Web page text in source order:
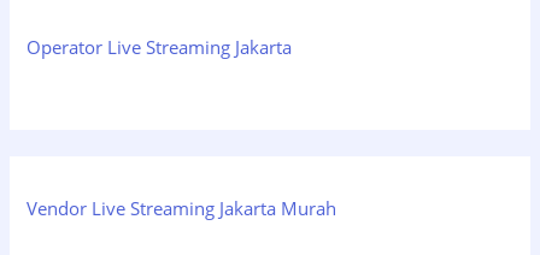
Operator Live Streaming Jakarta
Vendor Live Streaming Jakarta Murah